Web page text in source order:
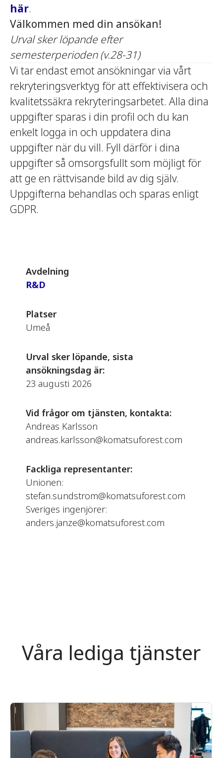
här.
Välkommen med din ansökan!
Urval sker löpande efter
semesterperioden (v.28-31)
Vi tar endast emot ansökningar via vårt
rekryteringsverktyg för att effektivisera och
kvalitetssäkra rekryteringsarbetet. Alla dina
uppgifter sparas i din profil och du kan
enkelt logga in och uppdatera dina
uppgifter när du vill. Fyll därför i dina
uppgifter så omsorgsfullt som möjligt för
att ge en rättvisande bild av dig själv.
Uppgifterna behandlas och sparas enligt
GDPR.
Avdelning
R&D
Platser
Umeå
Urval sker löpande, sista
ansökningsdag är:
23 augusti 2026
Vid frågor om tjänsten, kontakta:
Andreas Karlsson
andreas.karlsson@komatsuforest.com
Fackliga representanter:
Unionen:
stefan.sundstrom@komatsuforest.com
Sveriges ingenjörer:
anders.janze@komatsuforest.com
Våra lediga tjänster